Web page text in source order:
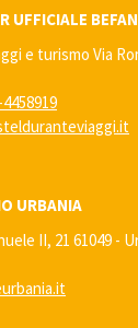
UFFICIALE
e turismo Via
URBANIA
II, 21 61049 -